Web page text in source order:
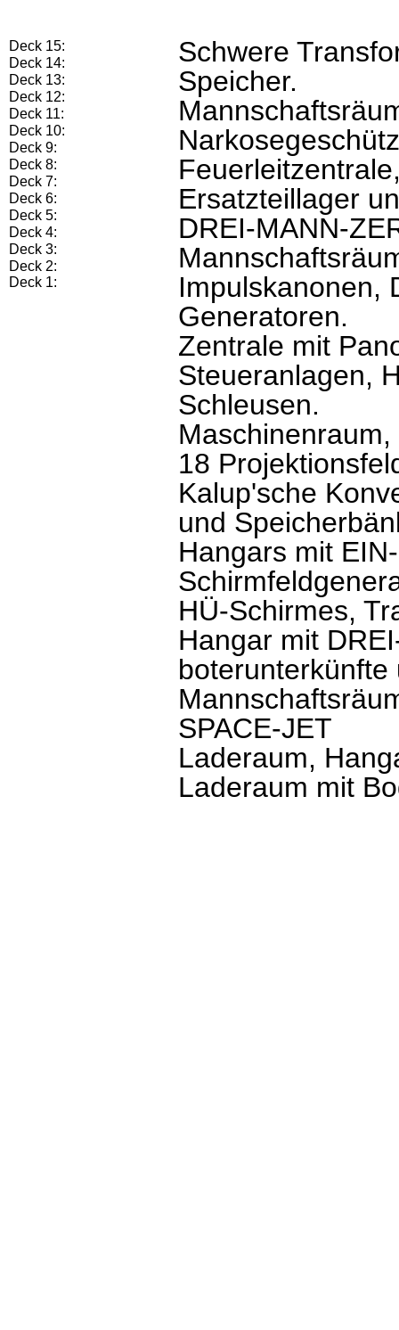
Deck 15:
Deck 14:
Deck 13:
Deck 12:
Deck 11:
Deck 10:
Deck 9:
Deck 8:
Deck 7:
Deck 6:
Deck 5:
Deck 4:
Deck 3:
Deck 2:
Deck 1:
Schwere
Speicher.
Ersatzteillager
DREI-MANN-
Impulskanonen,
Generatoren.
Zentrale mit
Steueranlagen,
Schleusen.
18
Kalup'sche
und
Hangars mit
HÜ-Schirmes,
Hangar mit
SPACE-JET
Laderaum,
Laderaum mit